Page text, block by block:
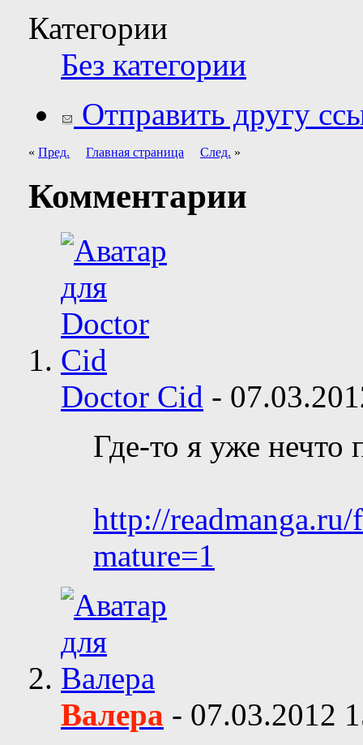
Категории
Без категории
Отправить другу
« Пред. Главная страница След. »
Комментарии
Doctor Cid -
Где-то я уже нечто
http://
mature=1
Валера - 07.03.2012